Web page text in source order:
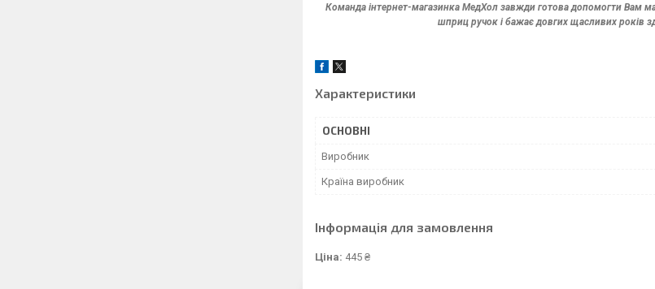
Команда інтернет-магазинка МедХол завжди готова допомогти Вам
шприц ручок і бажає довгих щасливих років
Характеристики
ОСНОВНІ
Виробник
Країна виробник
Інформація для замовлення
Ціна: 445 ₴